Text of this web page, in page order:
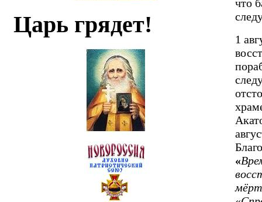
Царь грядет!
что
1
«